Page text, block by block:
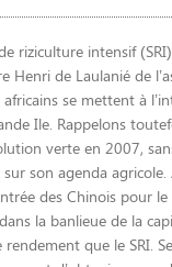
riziculture intensif
Henri de Laulanié de
se mettent à
Ile. Rappelons
verte en 2007,
son agenda agricole.
des Chinois pour
la banlieue de la
que le SRI.